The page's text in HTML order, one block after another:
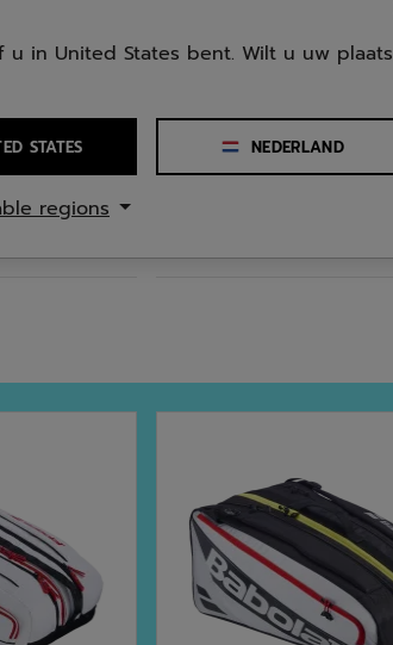
Capaciteit
Aantal vakken
Aantal handvatten
u in United States bent. Wilt u uw plaats
STATES NEDERLAND
regions